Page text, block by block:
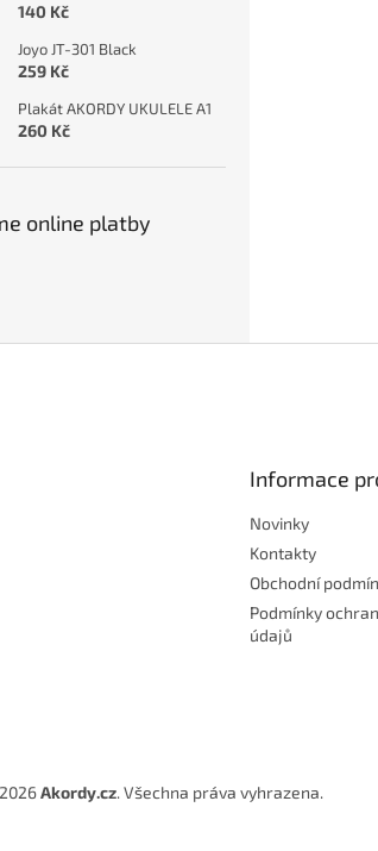
140 Kč
Joyo JT-301 Black
259 Kč
Plakát AKORDY UKULELE A1
260 Kč
online platby
Informace
Novinky
Kontakty
Obchodní
Podmínky
údajů
Akordy.cz. Všechna práva vyhrazena.